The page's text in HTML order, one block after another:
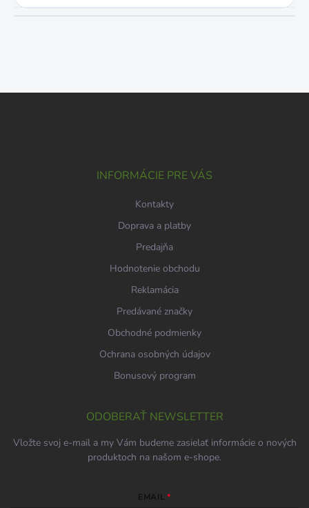
INFORMÁCIE PRE VÁS
Kontakty
Doprava a platby
Predajňa
Hodnotenie obchodu
Reklamácia
Predávané značky
Obchodné podmienky
Ochrana osobných údajov
Bonusový program
ODOBERAŤ NEWSLETTER
Vložte svoj e-mail a my Vám budeme zasielať informácie o nových
produktoch na našom e-shope.
EMAIL